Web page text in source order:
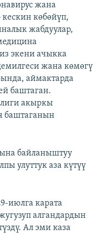
жана
көбөйүп,
жабдуулар,
экени ачыкка
жана көмөгү
аймактарда
баштаган.
акыркы
баштаганын
байланыштуу
улуттук аза күтүү
июлга карата
алгандардын
Ал эми каза